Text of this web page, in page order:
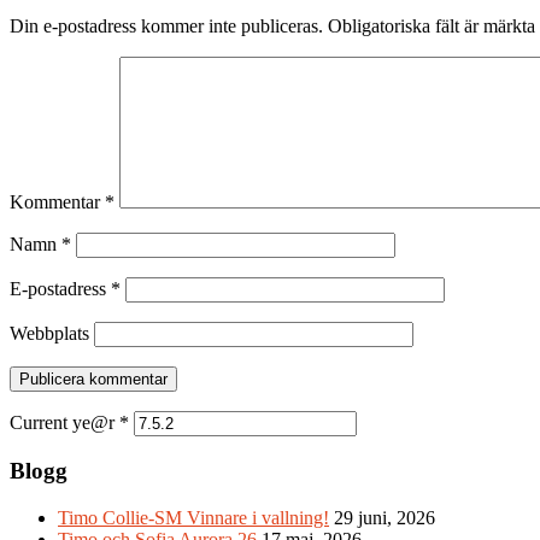
Din e-postadress kommer inte publiceras. Obligatoriska fält är märkta
Kommentar *
Namn *
E-postadress *
Webbplats
Current ye@r *
Blogg
Timo Collie-SM Vinnare i vallning! 29 juni, 2026